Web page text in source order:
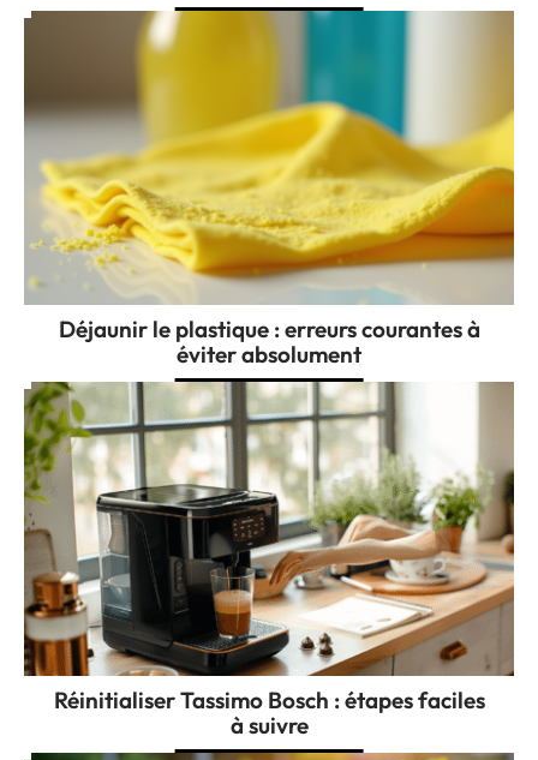
Déjaunir le plastique : erreurs courantes à
éviter absolument
Réinitialiser Tassimo Bosch : étapes faciles
à suivre